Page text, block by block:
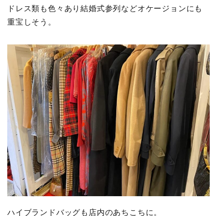
ドレス類も色々あり結婚式参列などオケージョンにも
重宝しそう。
ハイブランドバッグも店内のあちこちに。